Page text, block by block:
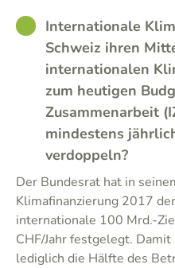
GOODInternationale
Schweiz ihren
internationalen
zum heutigen
Zusammenarbeit
mindestens
verdoppeln?
Der Bundesrat hat in
Klimafinanzierung 2017
internationale 100 Mrd.-
CHF/Jahr festgelegt.
lediglich die Hälfte des